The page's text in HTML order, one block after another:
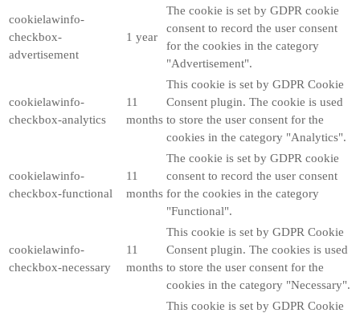
cookielawinfo-
checkbox-
advertisement
1 year
The cookie is set by GDPR cookie
consent to record the user consent
for the cookies in the category
"Advertisement".
cookielawinfo-
checkbox-analytics
11
months
This cookie is set by GDPR Cookie
Consent plugin. The cookie is used
to store the user consent for the
cookies in the category "Analytics".
cookielawinfo-
checkbox-functional
11
months
The cookie is set by GDPR cookie
consent to record the user consent
for the cookies in the category
"Functional".
cookielawinfo-
checkbox-necessary
11
months
This cookie is set by GDPR Cookie
Consent plugin. The cookies is used
to store the user consent for the
cookies in the category "Necessary".
This cookie is set by GDPR Cookie